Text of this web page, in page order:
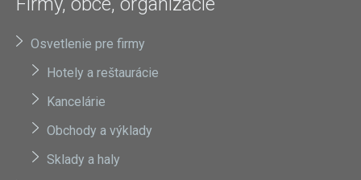
Osvetlenie pre firmy
Hotely a reštaurácie
Kancelárie
Obchody a výklady
Sklady a haly